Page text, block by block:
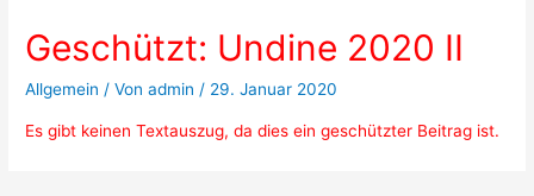
Geschützt: Undine 2020 II
Allgemein / Vonadmin / 29. Januar 2020
Es gibt keinen Textauszug, da dies ein geschützter Beitrag ist.